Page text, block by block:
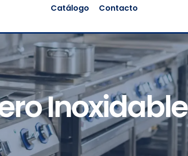
Catálogo Contacto
Inoxidable